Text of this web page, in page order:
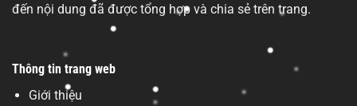
đến nội dung đã được tổng hợp và chia sẻ trên trang.
Thông tin trang web
Giới thiệu